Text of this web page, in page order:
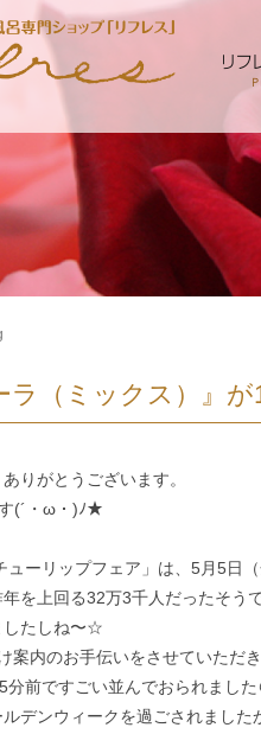
ラ（ミックス）』
りがとうございます。
(´・ω・)ﾉ★
ーリップフェア」は、5月5日（
を上回る32万3千人だったそう
したしね〜☆
案内のお手伝いをさせていただき
前ですごい並んでおられました
デンウィークを過ごされました